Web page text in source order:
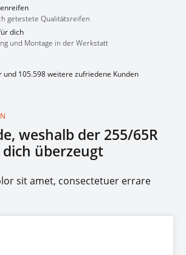
getestete Qualitätsreifen
dich
und Montage in der Werkstatt
und 105.598 weitere zufriedene Kunden
weshalb der 255/65R
dich überzeugt
sit amet, consectetuer errare